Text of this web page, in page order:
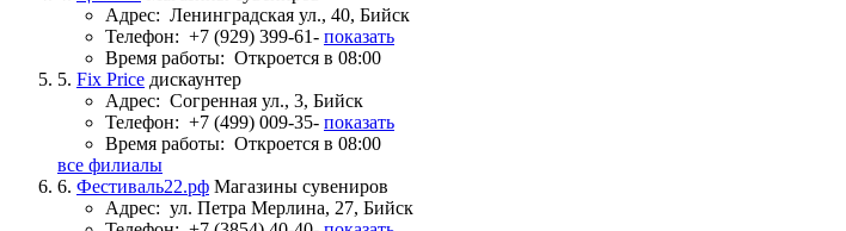
Адрес: Ленинградская ул., 40, Бийск
Телефон: +7 (929) 399-61- показать
Время работы: Откроется в 08:00
5. Fix Price дискаунтер
Адрес: Согренная ул., 3, Бийск
Телефон: +7 (499) 009-35- показать
Время работы: Откроется в 08:00
все филиалы
6. Фестиваль22.рф Магазины сувениров
Адрес: ул. Петра Мерлина, 27, Бийск